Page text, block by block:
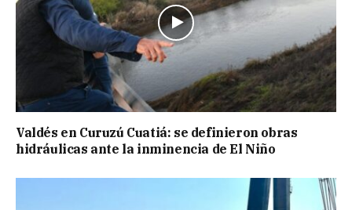
Valdés en Curuzú Cuatiá: se definieron obras
hidráulicas ante la inminencia de El Niño